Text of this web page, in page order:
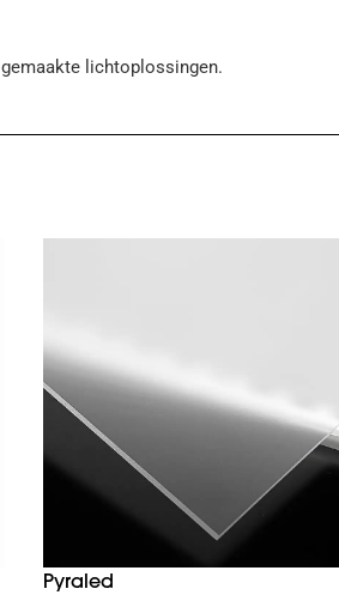
lichtoplossingen.
Pyraled